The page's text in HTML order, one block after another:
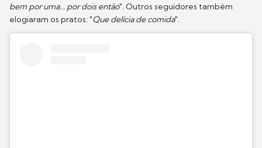
bem por uma... por dois então". Outros seguidores também
elogiaram os pratos: "Que delícia de comida".